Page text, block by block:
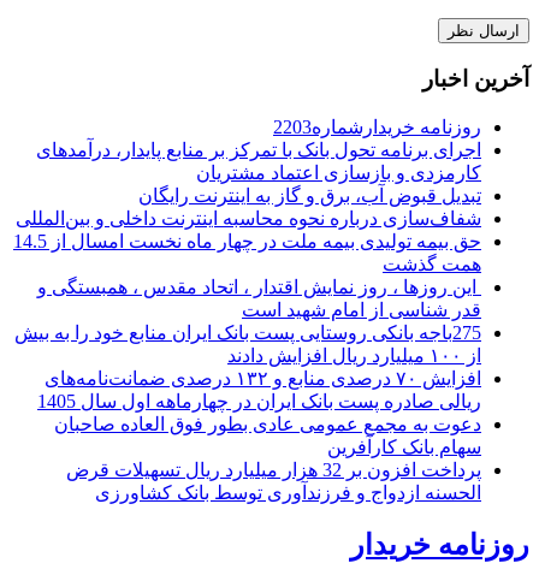
آخرین اخبار
روزنامه خریدارشماره2203
اجرای برنامه تحول بانک با تمرکز بر منابع پایدار، درآمدهای
کارمزدی و بازسازی اعتماد مشتریان
تبدیل قبوض آب، برق و گاز به اینترنت رایگان
شفاف‌سازی درباره نحوه محاسبه اینترنت داخلی و بین‌المللی
حق بیمه تولیدی بیمه ملت در چهار ماه نخست امسال از 14.5
همت گذشت
این روزها ، روز نمایش اقتدار ، اتحاد مقدس ، همبستگی و
قدر شناسی از امام شهید است
275باجه بانکی روستایی پست بانک ایران منابع خود را به بیش
از ۱۰۰ میلیارد ریال افزایش دادند
افزایش ۷۰ درصدی منابع و ۱۳۲ درصدی ضمانت‌نامه‌های
ریالی صادره پست بانک ایران در چهارماهه اول سال 1405
دعوت به مجمع عمومی عادی بطور فوق العاده صاحبان
سهام بانک کارآفرین
پرداخت افزون بر 32 هزار میلیارد ریال تسهیلات قرض
الحسنه ازدواج و فرزندآوری توسط بانک کشاورزی
روزنامه خریدار